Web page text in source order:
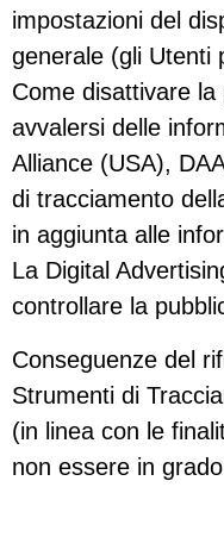
impostazioni del
generale (gli Utenti
Come disattivare
avvalersi delle
Alliance (USA),
di tracciamento
in aggiunta alle
La Digital
controllare la
Conseguenze del
Strumenti di
(in linea con le
non essere in